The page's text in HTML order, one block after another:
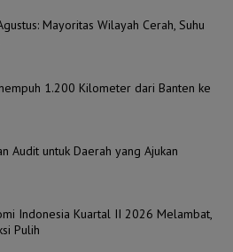
Mayoritas Wilayah Cerah, Suhu
1.200 Kilometer dari Banten ke
Audit untuk Daerah yang Ajukan
Indonesia Kuartal II 2026 Melambat,
Pulih